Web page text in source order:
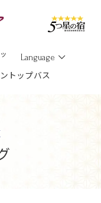
Language
トップバス